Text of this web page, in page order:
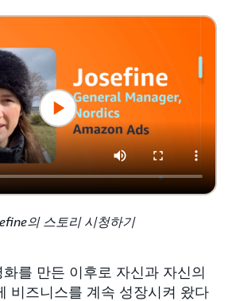
의 스토리 시청하기
를 만든 이후로 자신과 자신의
비즈니스를 계속 성장시켜 왔다